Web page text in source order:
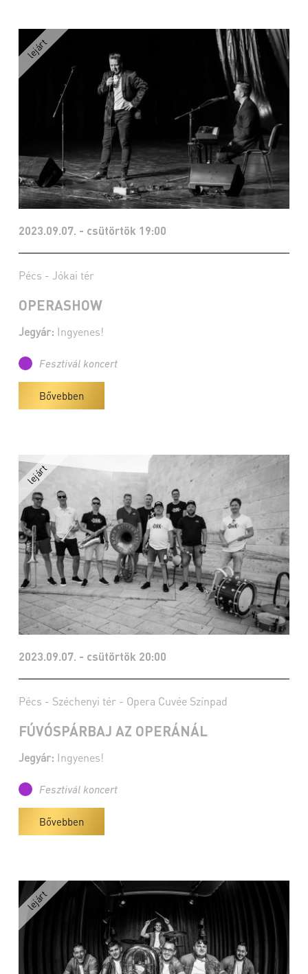
2023.09.07. - csütörtök 19:00
Pécs - Jókai tér
OPERASHOW
Jegyár: Ingyenes!
Fesztivál koncert
Bővebben
2023.09.07. - csütörtök 20:00
Pécs - Széchenyi tér - Opera Cuvée Színpad
FÚVÓSPÁRBAJ AZ OPERÁNÁL
Jegyár: Ingyenes!
Fesztivál koncert
Bővebben